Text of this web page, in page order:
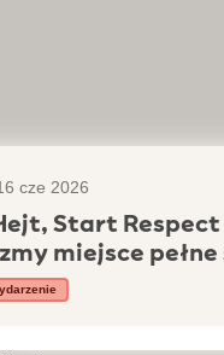
cze 2026
Start Respect
miejsce pełne